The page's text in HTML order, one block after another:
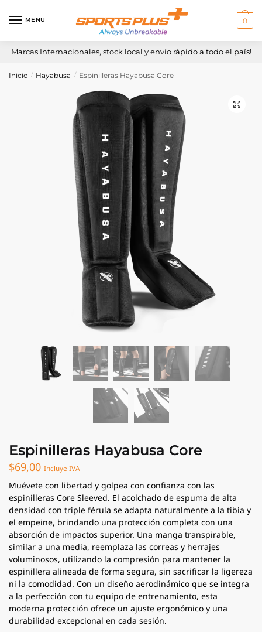
MENU 0
Marcas Internacionales, stock local y envío rápido a todo el país!
Inicio / Hayabusa / Espinilleras Hayabusa Core
Espinilleras Hayabusa Core
$69,00 Incluye IVA
Muévete con libertad y golpea con confianza con las
espinilleras Core Sleeved. El acolchado de espuma de alta
densidad con triple férula se adapta naturalmente a la tibia y
el empeine, brindando una protección completa con una
absorción de impactos superior. Una manga transpirable,
similar a una media, reemplaza las correas y herrajes
voluminosos, utilizando la compresión para mantener la
espinillera alineada de forma segura, sin sacrificar la ligereza
ni la comodidad. Con un diseño aerodinámico que se integra
a la perfección con tu equipo de entrenamiento, esta
moderna protección ofrece un ajuste ergonómico y una
durabilidad excepcional en cada sesión.